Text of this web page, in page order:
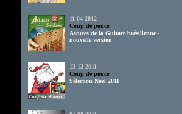
11-04-2012
Coup de pouce
Astuces de la Guitare brésilienne -
nouvelle version
13-12-2011
Coup de pouce
Sélection Noël 2011